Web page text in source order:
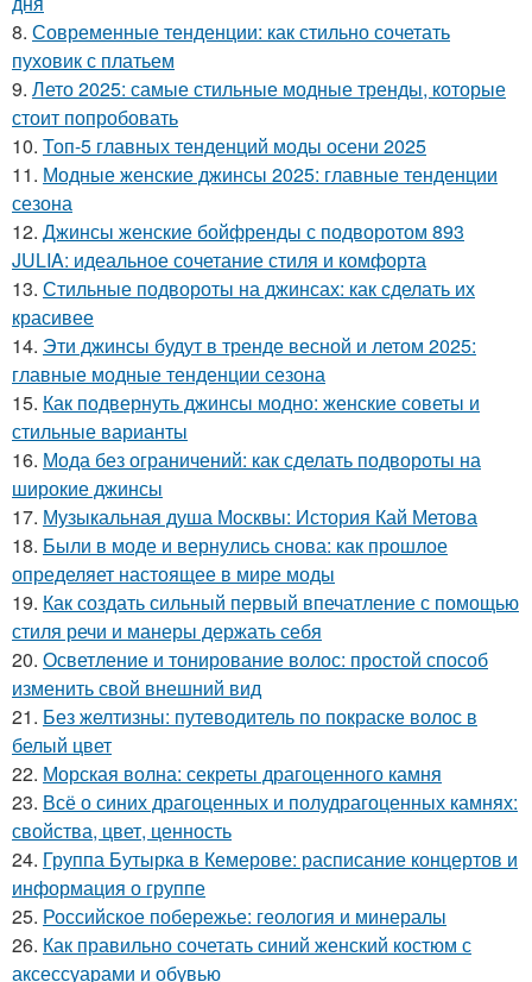
8. Современные тенденции: как стильно сочетать
пуховик с платьем
9. Лето 2025: самые стильные модные тренды, которые
стоит попробовать
10. Топ-5 главных тенденций моды осени 2025
11. Модные женские джинсы 2025: главные тенденции
сезона
12. Джинсы женские бойфренды с подворотом 893
JULIA: идеальное сочетание стиля и комфорта
13. Стильные подвороты на джинсах: как сделать их
красивее
14. Эти джинсы будут в тренде весной и летом 2025:
главные модные тенденции сезона
15. Как подвернуть джинсы модно: женские советы и
стильные варианты
16. Мода без ограничений: как сделать подвороты на
широкие джинсы
17. Музыкальная душа Москвы: История Кай Метова
18. Были в моде и вернулись снова: как прошлое
определяет настоящее в мире моды
19. Как создать сильный первый впечатление с помощью
стиля речи и манеры держать себя
20. Осветление и тонирование волос: простой способ
изменить свой внешний вид
21. Без желтизны: путеводитель по покраске волос в
белый цвет
22. Морская волна: секреты драгоценного камня
23. Всё о синих драгоценных и полудрагоценных камнях:
свойства, цвет, ценность
24. Группа Бутырка в Кемерове: расписание концертов и
информация о группе
25. Российское побережье: геология и минералы
26. Как правильно сочетать синий женский костюм с
аксессуарами и обувью